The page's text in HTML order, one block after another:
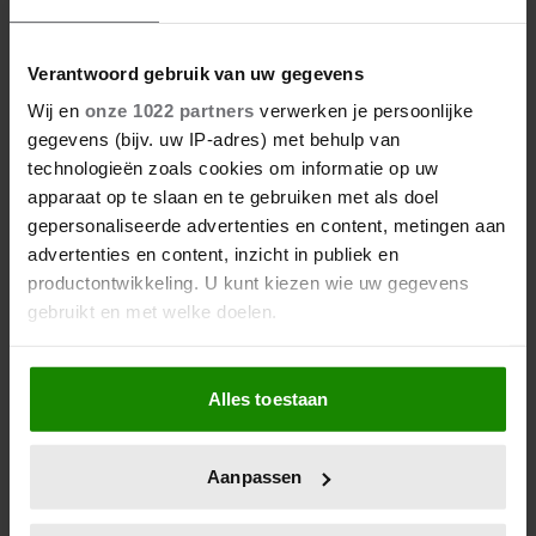
Verantwoord gebruik van uw gegevens
Wij en onze 1022 partners verwerken je persoonlijke
gegevens (bijv. uw IP-adres) met behulp van
technologieën zoals cookies om informatie op uw
apparaat op te slaan en te gebruiken met als doel
gepersonaliseerde advertenties en content, metingen aan
advertenties en content, inzicht in publiek en
productontwikkeling. U kunt kiezen wie uw gegevens
gebruikt en met welke doelen.
Als u het toestaat, willen we ook graag:
Informatie verzamelen over uw geografische locatie,
die tot een paar meter nauwkeurig kan zijn
op specifieke eigenschappen (fingerprinting)
Alles toestaan
Aanpassen
Viviënne vertelde niemand over haar
hartklachten
Geef een reactie
Je e-mailadres wordt niet gepubliceerd. Vereiste
velden zijn gemarkeerd met
Naam*